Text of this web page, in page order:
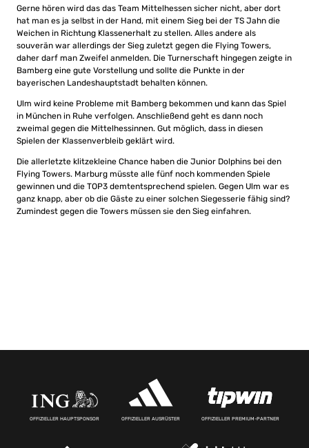
Gerne hören wird das das Team Mittelhessen sicher nicht, aber dort
hat man es ja selbst in der Hand, mit einem Sieg bei der TS Jahn die
Weichen in Richtung Klassenerhalt zu stellen. Alles andere als
souverän war allerdings der Sieg zuletzt gegen die Flying Towers,
daher darf man Zweifel anmelden. Die Turnerschaft hingegen zeigte in
Bamberg eine gute Vorstellung und sollte die Punkte in der
bayerischen Landeshauptstadt behalten können.
Ulm wird keine Probleme mit Bamberg bekommen und kann das Spiel
in München in Ruhe verfolgen. Anschließend geht es dann noch
zweimal gegen die Mittelhessinnen. Gut möglich, dass in diesen
Spielen der Klassenverbleib geklärt wird.
Die allerletzte klitzekleine Chance haben die Junior Dolphins bei den
Flying Towers. Marburg müsste alle fünf noch kommenden Spiele
gewinnen und die TOP3 demtentsprechend spielen. Gegen Ulm war es
ganz knapp, aber ob die Gäste zu einer solchen Siegesserie fähig sind?
Zumindest gegen die Towers müssen sie den Sieg einfahren.
OFFIZIELLER HAUPTSPONSOR OFFIZIELLER AUSRÜSTER OFFIZIELLER PREMIUM-PARTNER